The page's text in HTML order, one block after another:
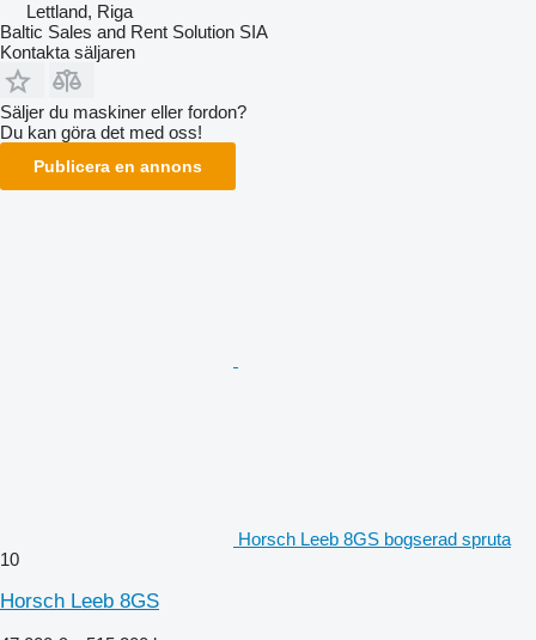
Lettland, Riga
Baltic Sales and Rent Solution SIA
Kontakta säljaren
Säljer du maskiner eller fordon?
Du kan göra det med oss!
Publicera en annons
Horsch Leeb 8GS bogserad spruta
10
Horsch Leeb 8GS